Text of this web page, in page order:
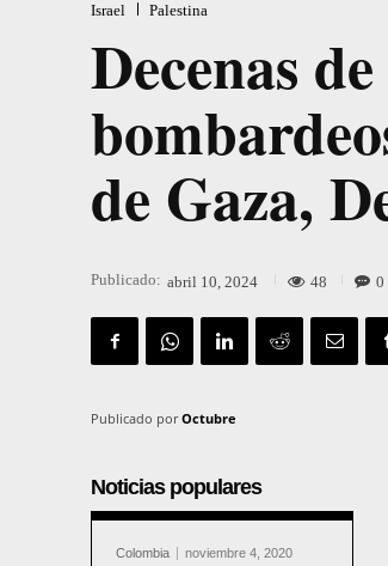
Israel Palestina
Decenas
de Gaza,
Publicado: abril 10, 2024 48 0
Publicado por Octubre
Noticias populares
Colombia noviembre 4, 2020